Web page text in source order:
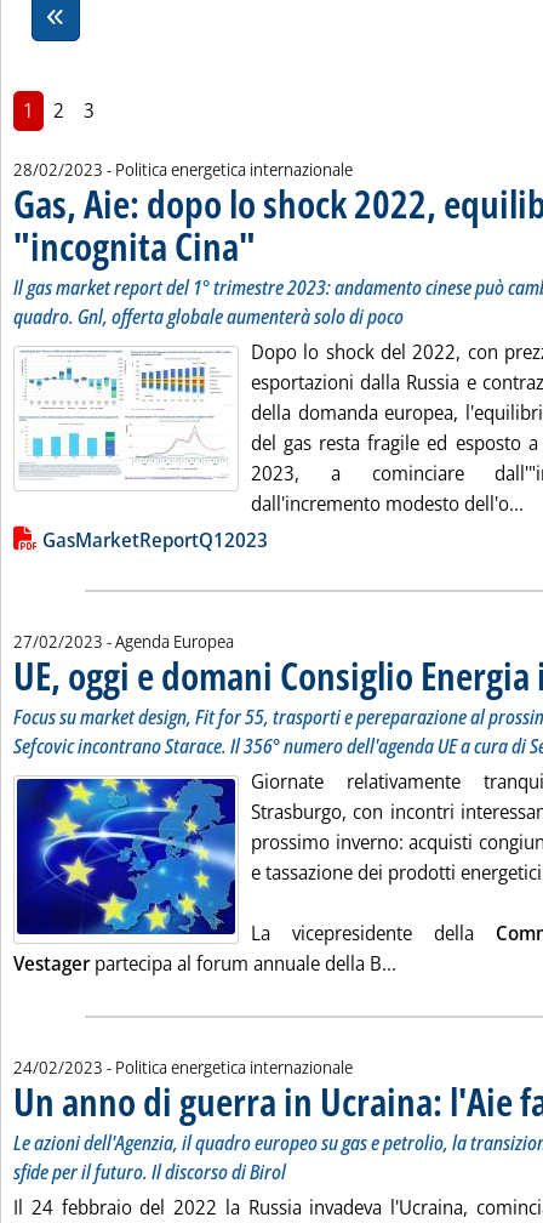
1 2 3
28/02/2023 - Politica energetica internazionale
Gas, Aie: dopo lo shock 2022,
"incognita Cina" . Sottotitolo: Il gas market report del 1°
. Pubblicata martedì 28 febbraio 2023 alle 14.46.
Il gas market report del 1° trimestre 2023: andamento cinese può
quadro. Gnl, offerta globale aumenterà solo di poco
Dopo lo shock del 2022, con
esportazioni dalla Russia e
della domanda europea,
del gas resta fragile ed esposto
2023, a cominciare
dall'incremento modesto dell'o...
Lista allegati PDF alla notizia
GasMarketReportQ12023
27/02/2023 - Agenda Europea
UE, oggi e domani Consiglio
Focus su market design, Fit for 55, trasporti e pereparazione al
Sefcovic incontrano Starace. Il 356° numero dell'agenda UE a cura di
Giornate relativamente
Strasburgo, con incontri
prossimo inverno: acquisti
e tassazione dei prodotti
La vicepresidente della
Vestagerpartecipa al forum annuale della B...
24/02/2023 - Politica energetica internazionale
Un anno di guerra in Ucraina: l'Aie
Le azioni dell'Agenzia, il quadro europeo su gas e petrolio, la
sfide per il futuro. Il discorso di Birol
Il 24 febbraio del 2022 la Russia invadeva l'Ucraina,